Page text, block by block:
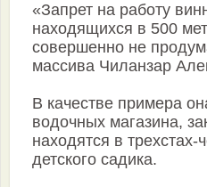
«Запрет на работу
находящихся в 500
совершенно не
массива Чиланзар
В качестве примера
водочных магазина,
находятся в трехстах-
детского садика.